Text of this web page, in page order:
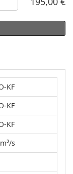
KF
KF
KF
s